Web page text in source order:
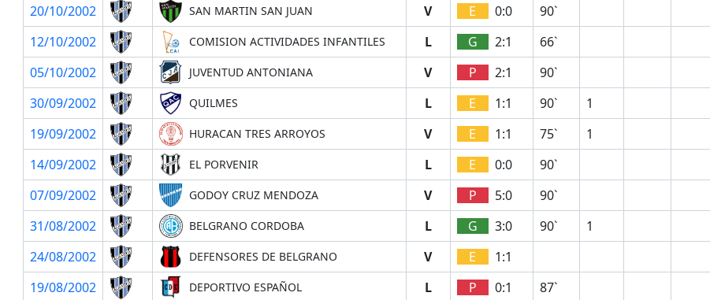
20/10/2002
SAN MARTIN SAN JUAN V E 0:0
90`
12/10/2002
COMISION ACTIVIDADES INFANTILES L G 2:1
66`
05/10/2002
JUVENTUD ANTONIANA V P 2:1
90`
30/09/2002
QUILMES L E 1:1 90`
1
19/09/2002
HURACAN TRES ARROYOS V E 1:1 75`
1
14/09/2002
EL PORVENIR L E 0:0
90`
07/09/2002
GODOY CRUZ MENDOZA V P 5:0
90`
31/08/2002
BELGRANO CORDOBA L G 3:0 90`
1
24/08/2002
DEFENSORES DE BELGRANO V E
1:1
19/08/2002
DEPORTIVO ESPAÑOL L P 0:1
87`